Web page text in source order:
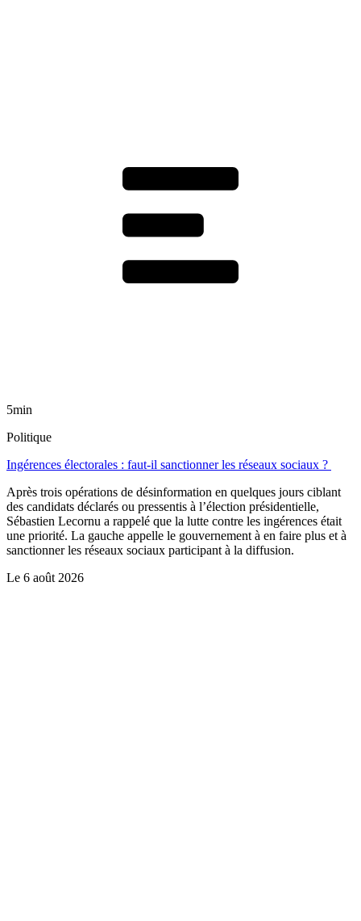
5min
Politique
Ingérences électorales : faut-il sanctionner les réseaux sociaux ?
Après trois opérations de désinformation en quelques jours ciblant
des candidats déclarés ou pressentis à l’élection présidentielle,
Sébastien Lecornu a rappelé que la lutte contre les ingérences était
une priorité. La gauche appelle le gouvernement à en faire plus et à
sanctionner les réseaux sociaux participant à la diffusion.
Le 6 août 2026